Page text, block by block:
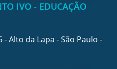
IVO - EDUCAÇÃO
Alto da Lapa - São Paulo -